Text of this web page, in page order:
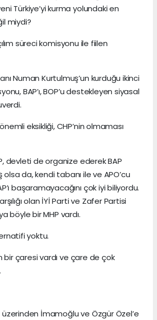
Türkiye’yi kurma yolundaki en
miydi?
süreci komisyonu ile fiilen
Numan Kurtulmuş’un kurduğu ikinci
BAP’ı, BOP’u destekleyen siyasal
eksikliği, CHP’nin olmaması
devleti de organize ederek BAP
olsa da, kendi tabanı ile ve APO’cu
başaramayacağını çok iyi biliyordu.
olan İYİ Parti ve Zafer Partisi
böyle bir MHP vardı.
yoktu.
bir çaresi vardı ve çare de çok
üzerinden İmamoğlu ve Özgür Özel’e